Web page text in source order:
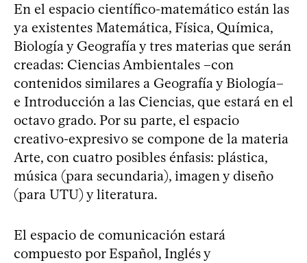
En el espacio científico-matemático están las
ya existentes Matemática, Física, Química,
Biología y Geografía y tres materias que serán
creadas: Ciencias Ambientales –con
contenidos similares a Geografía y Biología–
e Introducción a las Ciencias, que estará en el
octavo grado. Por su parte, el espacio
creativo-expresivo se compone de la materia
Arte, con cuatro posibles énfasis: plástica,
música (para secundaria), imagen y diseño
(para UTU) y literatura.
El espacio de comunicación estará
compuesto por Español, Inglés y